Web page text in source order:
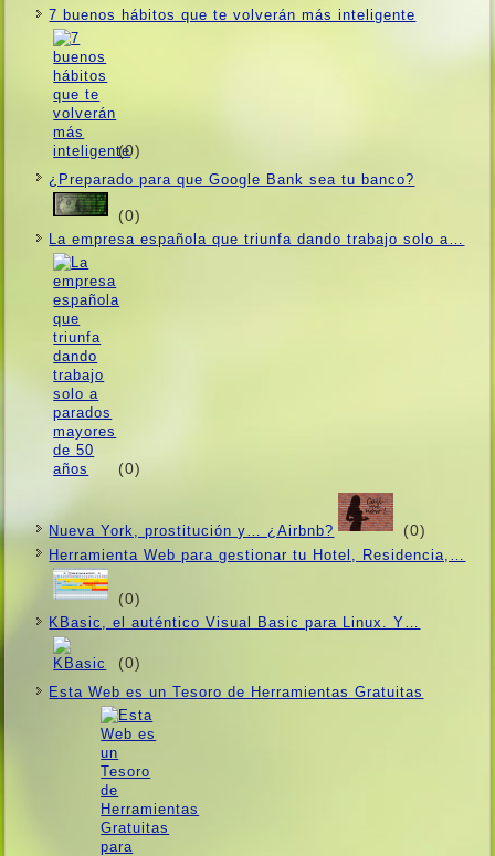
7 buenos hábitos que te volverán más inteligente
(0)
¿Preparado para que Google Bank sea tu banco?
(0)
La empresa española que triunfa dando trabajo solo a…
(0)
Nueva York, prostitución y… ¿Airbnb? (0)
Herramienta Web para gestionar tu Hotel, Residencia,…
(0)
KBasic, el auténtico Visual Basic para Linux. Y…
(0)
Esta Web es un Tesoro de Herramientas Gratuitas